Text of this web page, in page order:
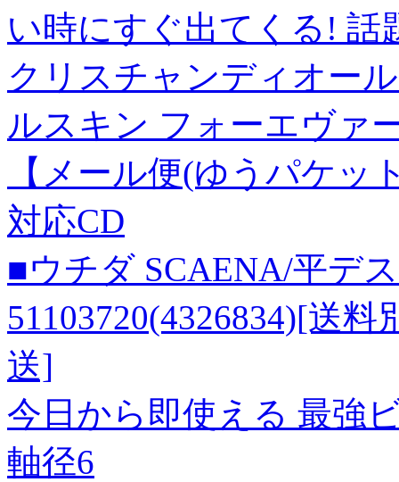
い時にすぐ出てくる! 話
クリスチャンディオー
ルスキン フォーエヴァ
【メール便(ゆうパケッ
対応CD
■ウチダ SCAENA/平デ
51103720(4326834)[送
送]
今日から即使える 最強
軸径6